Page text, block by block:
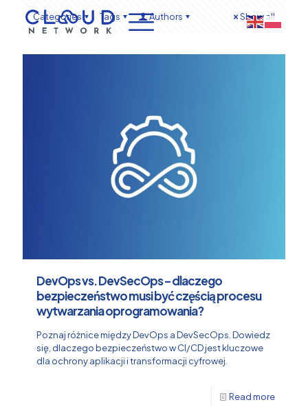
Categories Tags Authors Show all
DevOps vs. DevSecOps – dlaczego
bezpieczeństwo musi być częścią procesu
wytwarzania oprogramowania?
Poznaj różnice między DevOps a DevSecOps. Dowiedz
się, dlaczego bezpieczeństwo w CI/CD jest kluczowe
dla ochrony aplikacji i transformacji cyfrowej.
Read more